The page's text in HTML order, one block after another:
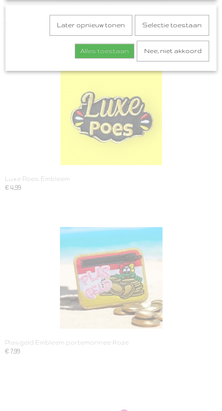
Wegwijzer Naar de klôte Embleem Roze
€ 5,50
Luxe Poes Embleem
€ 4,99
Plasgeld Embleem portemonnee Roze
€ 7,99
Later opnieuw tonen Selectie toestaan
Alles toestaan Nee, niet akkoord